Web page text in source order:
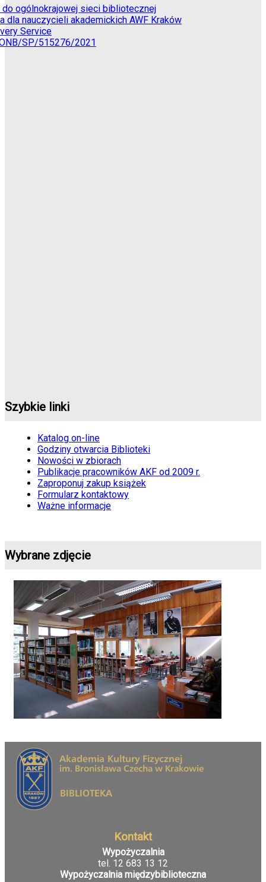
do ogólnokrajowej sieci bibliotecznej
dla nauczycieli akademickich AWF Kraków
Service
SP/515276/2021
Szybkie linki
Katalog on-line
Godziny otwarcia Biblioteki
Nowości w zbiorach
Publikacje pracowników AKF od 2009 r.
Zaproponuj zakup książek
Formularz kontaktowy
Ważne informacje
Wybrane zdjęcie
Kontakt
Wypożyczalnia
tel. 12 683 13 12
Wypożyczalnia międzybiblioteczna